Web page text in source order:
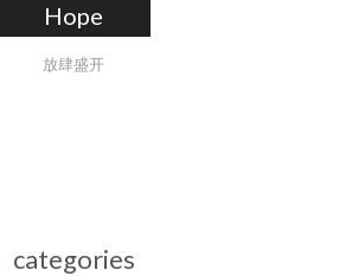
Hope
放肆盛开
categories